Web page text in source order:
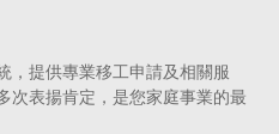
，提供專業移工申請及相關服
次表揚肯定，是您家庭事業的最